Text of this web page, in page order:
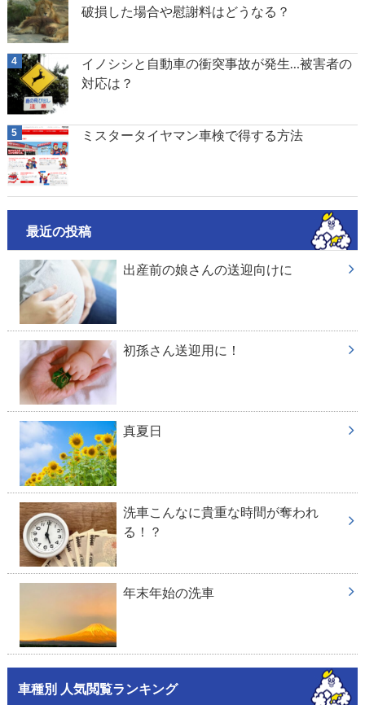
破損した場合や慰謝料はどうなる？
イノシシと自動車の衝突事故が発生…被害者の
対応は？
ミスタータイヤマン車検で得する方法
最近の投稿
出産前の娘さんの送迎向けに
初孫さん送迎用に！
真夏日
洗車こんなに貴重な時間が奪われ
る！？
年末年始の洗車
車種別 人気閲覧ランキング